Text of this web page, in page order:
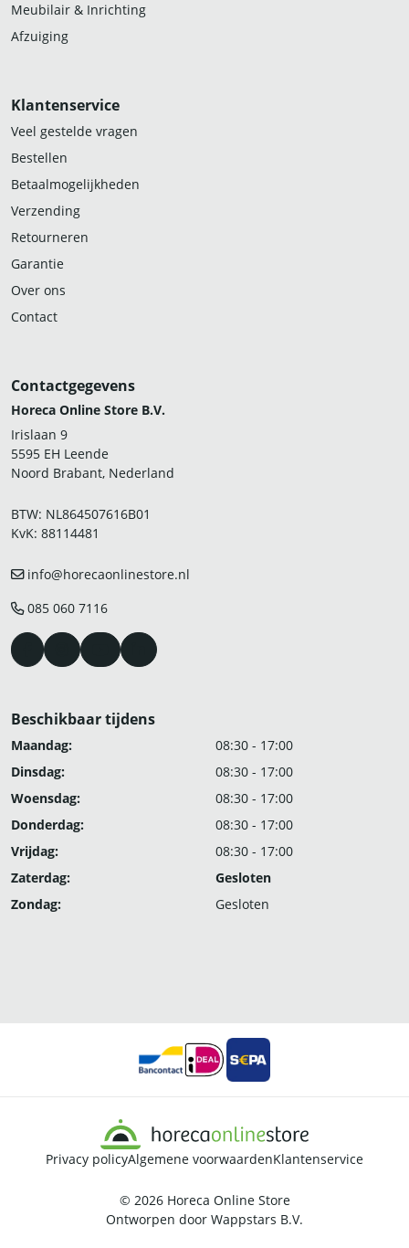
Meubilair & Inrichting
Afzuiging
Klantenservice
Veel gestelde vragen
Bestellen
Betaalmogelijkheden
Verzending
Retourneren
Garantie
Over ons
Contact
Contactgegevens
Horeca Online Store B.V.
Irislaan 9
5595 EH Leende
Noord Brabant, Nederland
BTW: NL864507616B01
KvK: 88114481
info@horecaonlinestore.nl
085 060 7116
Beschikbaar tijdens
Maandag:
08:30 - 17:00
Dinsdag:
08:30 - 17:00
Woensdag:
08:30 - 17:00
Donderdag:
08:30 - 17:00
Vrijdag:
08:30 - 17:00
Zaterdag:
Gesloten
Zondag:
Gesloten
Privacy policyAlgemene voorwaardenKlantenservice
© 2026 Horeca Online Store
Ontworpen door Wappstars B.V.